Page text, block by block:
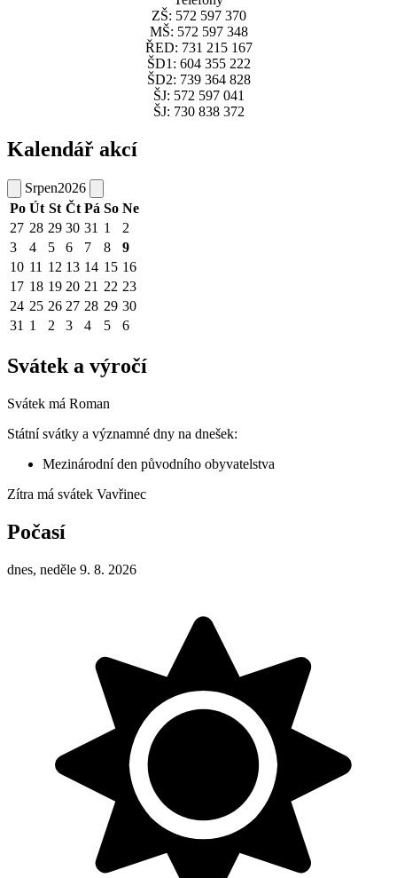
ZŠ: 572 597 370
MŠ: 572 597 348
ŘED: 731 215 167
ŠD1: 604 355 222
ŠD2: 739 364 828
ŠJ: 572 597 041
ŠJ: 730 838 372
Kalendář akcí
Srpen2026
Po Út St Čt Pá So Ne
27 28 29 30 31 1
2
3
4 5 6 7 8
9
10 11 12 13 14 15 16
17 18 19 20 21 22 23
24 25 26 27 28 29 30
31 1 2 3 4 5 6
Svátek a výročí
Svátek má Roman
Státní svátky a významné dny na dnešek:
Mezinárodní den původního obyvatelstva
Zítra má svátek Vavřinec
Počasí
dnes, neděle 9. 8. 2026